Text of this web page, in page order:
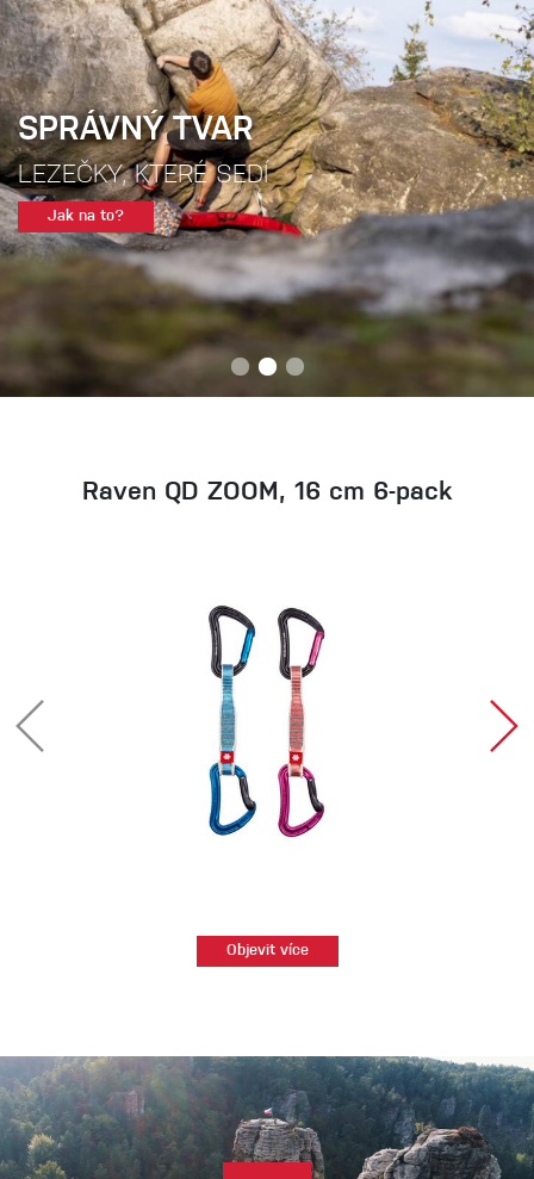
SPRÁVNÝ TVAR
LEZEČKY, KTERÉ SEDÍ
Jak na to?
Raven QD ZOOM, 16 cm 6-pack
Objevit více